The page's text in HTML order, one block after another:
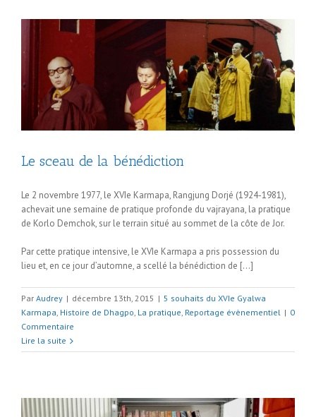
Le sceau de la bénédiction
Le 2 novembre 1977, le XVIe Karmapa, Rangjung Dorjé (1924-1981),
achevait une semaine de pratique profonde du vajrayana, la pratique
de Korlo Demchok, sur le terrain situé au sommet de la côte de Jor.
Par cette pratique intensive, le XVIe Karmapa a pris possession du
lieu et, en ce jour d’automne, a scellé la bénédiction de […]
Par Audrey | décembre 13th, 2015 | 5 souhaits du XVIe Gyalwa
Karmapa Histoire de Dhagpo La pratique Reportage évènementiel | 0
Commentaire
Lire la suite